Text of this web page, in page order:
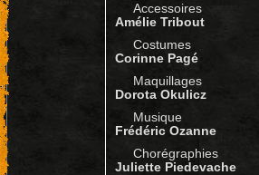
Accessoires
Amélie Tribout
Costumes
Corinne Pagé
Maquillages
Dorota Okulicz
Musique
Frédéric Ozanne
Chorégraphies
Juliette Piedevache